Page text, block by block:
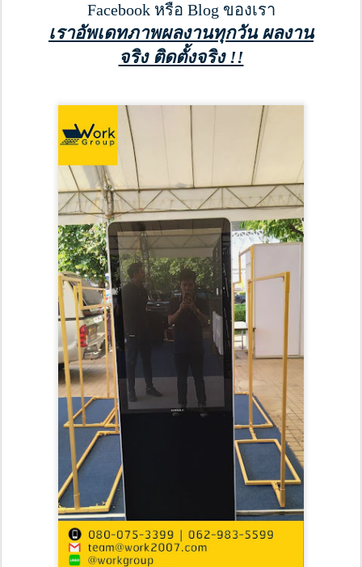
Facebook หรือ Blog ของเรา
เราอัพเดทภาพผลงานทุกวัน ผลงาน
จริง ติดตั้งจริง !!